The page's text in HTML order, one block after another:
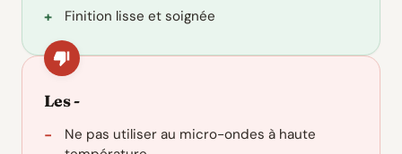
Finition lisse et soignée
Les -
Ne pas utiliser au micro-ondes à haute